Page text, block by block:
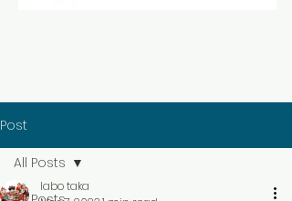
Post
All Posts
labo taka